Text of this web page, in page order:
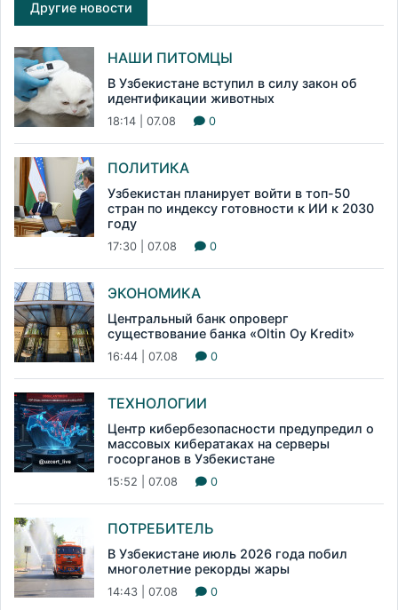
Другие новости
НАШИ ПИТОМЦЫ
В Узбекистане вступил в силу закон об
идентификации животных
18:14 | 07.08 0
ПОЛИТИКА
Узбекистан планирует войти в топ-50
стран по индексу готовности к ИИ к 2030
году
17:30 | 07.08 0
ЭКОНОМИКА
Центральный банк опроверг
существование банка «Oltin Oy Kredit»
16:44 | 07.08 0
ТЕХНОЛОГИИ
Центр кибербезопасности предупредил о
массовых кибератаках на серверы
госорганов в Узбекистане
15:52 | 07.08 0
ПОТРЕБИТЕЛЬ
В Узбекистане июль 2026 года побил
многолетние рекорды жары
14:43 | 07.08 0